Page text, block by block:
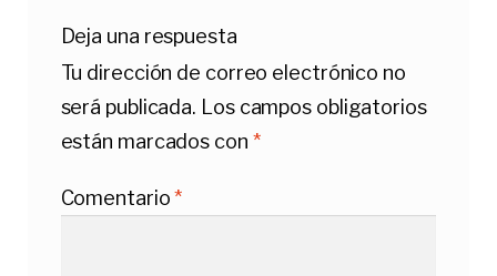
Deja una respuesta
Tu dirección de correo electrónico no
será publicada. Los campos obligatorios
están marcados con *
Comentario*